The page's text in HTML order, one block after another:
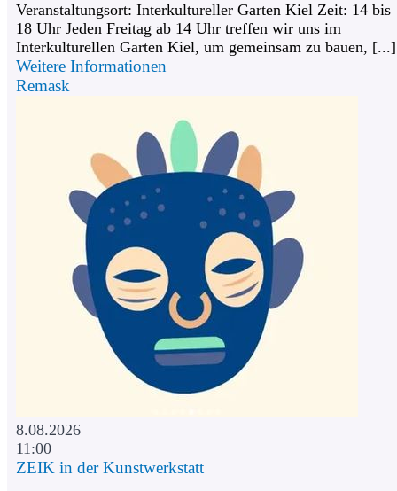
Veranstaltungsort: Interkultureller Garten Kiel Zeit: 14 bis
18 Uhr Jeden Freitag ab 14 Uhr treffen wir uns im
Interkulturellen Garten Kiel, um gemeinsam zu bauen, [...]
Weitere Informationen
Remask
8.08.2026
11:00
ZEIK in der Kunstwerkstatt